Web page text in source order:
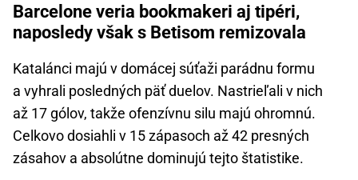
Barcelone veria bookmakeri aj tipéri,
naposledy však s Betisom remizovala
Katalánci majú v domácej súťaži parádnu formu
a vyhrali posledných päť duelov. Nastrieľali v nich
až 17 gólov, takže ofenzívnu silu majú ohromnú.
Celkovo dosiahli v 15 zápasoch až 42 presných
zásahov a absolútne dominujú tejto štatistike.